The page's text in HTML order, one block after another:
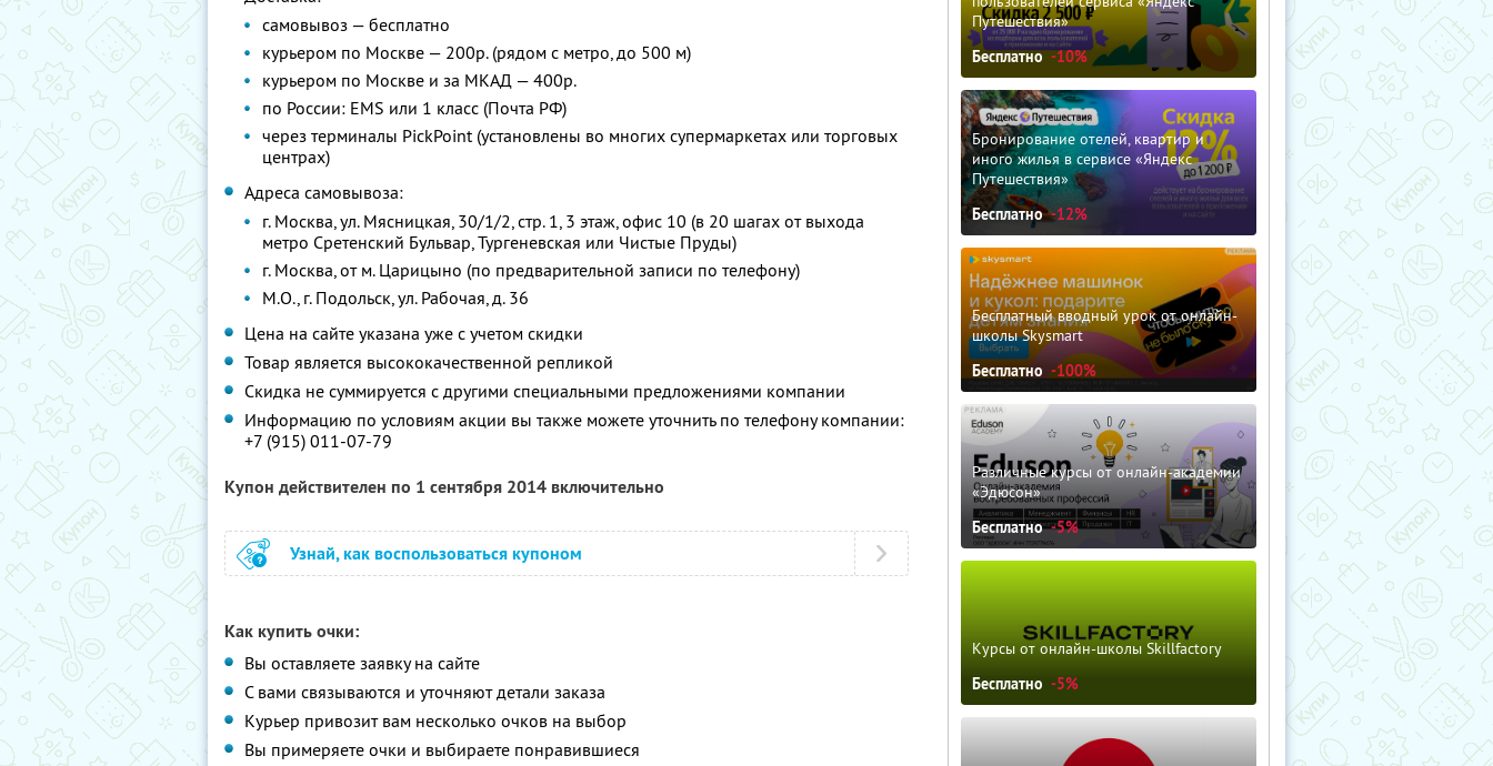
самовывоз — бесплатно
курьером по Москве — 200р. (рядом c метро, до 500 м)
курьером по Москве и за МКАД — 400р.
по России: EMS или 1 класс (Почта РФ)
через терминалы PickPoint (установлены во многих супермаркетах или торговых
центрах)
Адреса самовывоза:
г. Москва, ул. Мясницкая, 30/1/2, стр. 1, 3 этаж, офис 10 (в 20 шагах от выхода
метро Сретенский Бульвар, Тургеневская или Чистые Пруды)
г. Москва, от м. Царицыно (по предварительной записи по телефону)
М.О., г. Подольск, ул. Рабочая, д. 36
Цена на сайте указана уже с учетом скидки
Товар является высококачественной репликой
Скидка не суммируется с другими специальными предложениями компании
Информацию по условиям акции вы также можете уточнить по телефону компании:
+7 (915) 011-07-79
Купон действителен по 1 сентября 2014 включительно
Узнай, как воспользоваться купоном
Как купить очки:
Вы оставляете заявку на сайте
С вами связываются и уточняют детали заказа
Курьер привозит вам несколько очков на выбор
Вы примеряете очки и выбираете понравившиеся
Путешествия»
Бесплатно -10%
Бронирование отелей, квартир и
иного жилья в сервисе «Яндекс
Путешествия»
Бесплатно -12%
Бесплатный вводный урок от онлайн-
школы Skysmart
Бесплатно -100%
Различные курсы от онлайн-академии
«Эдюсон»
Бесплатно -5%
Курсы от онлайн-школы Skillfactory
Бесплатно -5%